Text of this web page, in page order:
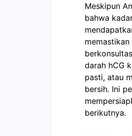
Meskipun
bahwa
darah hCG
pasti, atau
bersih. Ini
berikutnya.